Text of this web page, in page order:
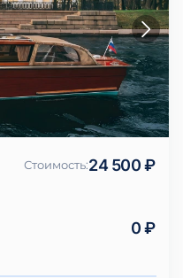
Стоимость:24 500 ₽
0 ₽